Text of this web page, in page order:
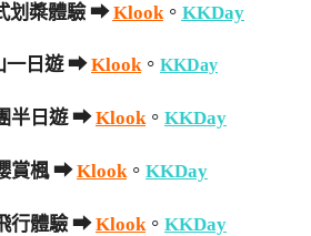
划槳體驗 ➡Klook。 KKDay
一日遊 ➡Klook。 KKDay
半日遊 ➡Klook。 KKDay
賞楓 ➡Klook。 KKDay
行體驗 ➡Klook 。 KKDay